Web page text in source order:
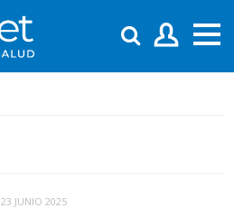
23 JUNIO 2025